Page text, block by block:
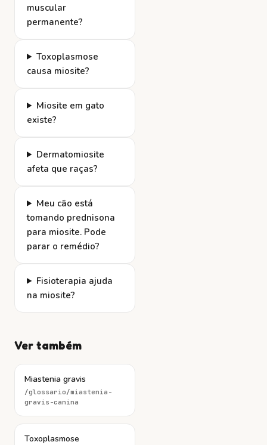
muscular
permanente?
Toxoplasmose
causa miosite?
Miosite em gato
existe?
Dermatomiosite
afeta que raças?
Meu cão está
tomando prednisona
para miosite. Pode
parar o remédio?
Fisioterapia ajuda
na miosite?
Ver também
Miastenia gravis
/glossario/miastenia-
gravis-canina
Toxoplasmose